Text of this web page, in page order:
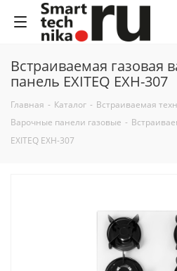
Встраиваемая газовая
панель EXITEQ EXH-307
Главная - Каталог - Встраиваемая
Варочные панели газовые -
EXITEQ EXH-307